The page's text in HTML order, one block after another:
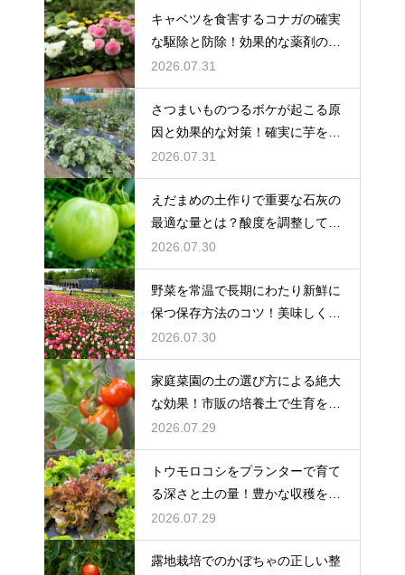
キャベツを食害するコナガの確実
な駆除と防除！効果的な薬剤の選
び方
2026.07.31
さつまいものつるボケが起こる原
因と効果的な対策！確実に芋を肥
大化
2026.07.31
えだまめの土作りで重要な石灰の
最適な量とは？酸度を調整して生
育を促す
2026.07.30
野菜を常温で長期にわたり新鮮に
保つ保存方法のコツ！美味しく食
べ切る
2026.07.30
家庭菜園の土の選び方による絶大
な効果！市販の培養土で生育を劇
的に改善
2026.07.29
トウモロコシをプランターで育て
る深さと土の量！豊かな収穫を目
指す
2026.07.29
露地栽培でのかぼちゃの正しい整